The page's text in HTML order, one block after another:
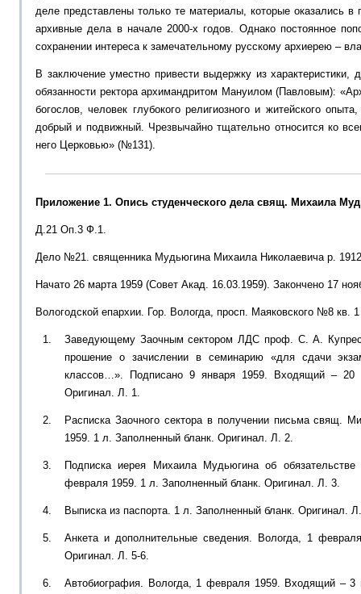
деле представлены только те материалы, которые оказались
архивные дела в начале 2000-х годов. Однако постоянное
сохранении интереса к замечательному русскому архиерею –
В заключение уместно привести выдержку из
обязанности ректора архимандритом Мануилом (Павловым):
богослов, человек глубокого религиозного и житейского
добрый и подвижный. Чрезвычайно тщательно относится ко
него Церковью» (№131).
Приложение 1. Опись студенческого дела свящ. Михаила
Д.21 Оп.3 Ф.1.
Дело №21. священника Мудьюгина Михаила Николаевича р. 1912
Начато 26 марта 1959 (Совет Акад. 16.03.1959). Закончено 17
Вологодской епархии. Гор. Вологда, просп. Маяковского №8 кв. 1
Заведующему Заочным сектором ЛДС проф. С. А.
прошение о зачислении в семинарию «для сдачи
классов…». Подписано 9 января 1959. Входящий –
Оригинал. Л. 1.
Расписка Заочного сектора в получении письма свящ.
1959. 1 л. Заполненный бланк. Оригинал. Л. 2.
Подписка иерея Михаила Мудьюгина об
февраля 1959. 1 л. Заполненный бланк. Оригинал. Л. 3.
Выписка из паспорта. 1 л. Заполненный бланк. Оригинал.
Анкета и дополнительные сведения. Вологда, 1
Оригинал. Л. 5-6.
Автобиография. Вологда, 1 февраля 1959. Входящий –